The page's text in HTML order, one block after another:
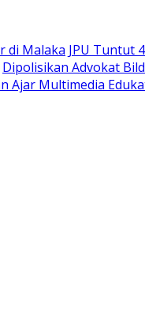
di Malaka JPU Tuntut
Dipolisikan Advokat
Ajar Multimedia